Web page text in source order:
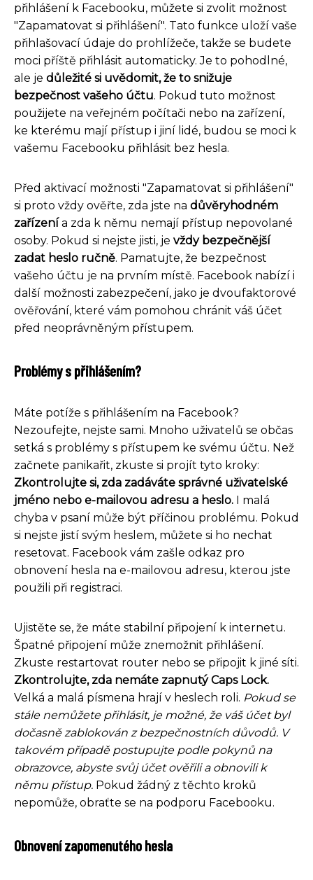
přihlášení k Facebooku, můžete si zvolit možnost
"Zapamatovat si přihlášení". Tato funkce uloží vaše
přihlašovací údaje do prohlížeče, takže se budete
moci příště přihlásit automaticky. Je to pohodlné,
ale je důležité si uvědomit, že to snižuje
bezpečnost vašeho účtu. Pokud tuto možnost
použijete na veřejném počítači nebo na zařízení,
ke kterému mají přístup i jiní lidé, budou se moci k
vašemu Facebooku přihlásit bez hesla.
Před aktivací možnosti "Zapamatovat si přihlášení"
si proto vždy ověřte, zda jste na důvěryhodném
zařízenía zda k němu nemají přístup nepovolané
osoby. Pokud si nejste jisti, je vždy bezpečnější
zadat heslo ručně. Pamatujte, že bezpečnost
vašeho účtu je na prvním místě. Facebook nabízí i
další možnosti zabezpečení, jako je dvoufaktorové
ověřování, které vám pomohou chránit váš účet
před neoprávněným přístupem.
Problémy s přihlášením?
Máte potíže s přihlášením na Facebook?
Nezoufejte, nejste sami. Mnoho uživatelů se občas
setká s problémy s přístupem ke svému účtu. Než
začnete panikařit, zkuste si projít tyto kroky:
Zkontrolujte si, zda zadáváte správné uživatelské
jméno nebo e-mailovou adresu a heslo. I malá
chyba v psaní může být příčinou problému. Pokud
si nejste jistí svým heslem, můžete si ho nechat
resetovat. Facebook vám zašle odkaz pro
obnovení hesla na e-mailovou adresu, kterou jste
použili při registraci.
Ujistěte se, že máte stabilní připojení k internetu.
Špatné připojení může znemožnit přihlášení.
Zkuste restartovat router nebo se připojit k jiné síti.
Zkontrolujte, zda nemáte zapnutý Caps Lock.
Velká a malá písmena hrají v heslech roli. Pokud se
stále nemůžete přihlásit, je možné, že váš účet byl
dočasně zablokován z bezpečnostních důvodů. V
takovém případě postupujte podle pokynů na
obrazovce, abyste svůj účet ověřili a obnovili k
němu přístup. Pokud žádný z těchto kroků
nepomůže, obraťte se na podporu Facebooku.
Obnovení zapomenutého hesla